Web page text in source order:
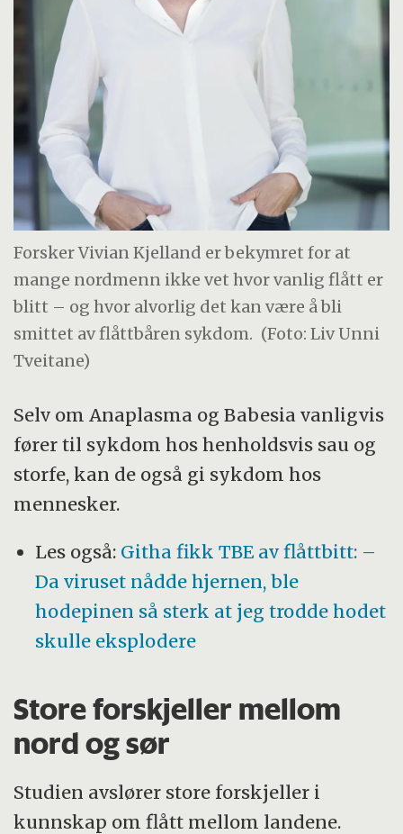
Forsker Vivian Kjelland er bekymret for at
mange nordmenn ikke vet hvor vanlig flått er
blitt – og hvor alvorlig det kan være å bli
smittet av flåttbåren sykdom. (Foto: Liv Unni
Tveitane)
Selv om Anaplasma og Babesia vanligvis
fører til sykdom hos henholdsvis sau og
storfe, kan de også gi sykdom hos
mennesker.
Les også: Githa fikk TBE av flåttbitt: –
Da viruset nådde hjernen, ble
hodepinen så sterk at jeg trodde hodet
skulle eksplodere
Store forskjeller mellom
nord og sør
Studien avslører store forskjeller i
kunnskap om flått mellom landene.